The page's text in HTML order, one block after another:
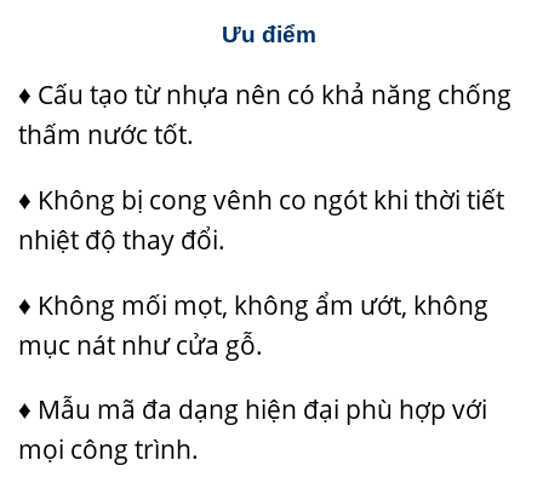
Ưu điểm
♦ Cấu tạo từ nhựa nên có khả năng chống
thấm nước tốt.
♦ Không bị cong vênh co ngót khi thời tiết
nhiệt độ thay đổi.
♦ Không mối mọt, không ẩm ướt, không
mục nát như cửa gỗ.
♦ Mẫu mã đa dạng hiện đại phù hợp với
mọi công trình.